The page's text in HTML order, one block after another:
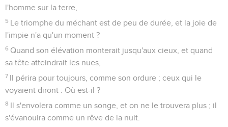
l'homme sur la terre,
5 Le triomphe du méchant est de peu de durée, et la joie de
l'impie n'a qu'un moment ?
6 Quand son élévation monterait jusqu'aux cieux, et quand
sa tête atteindrait les nues,
7 Il périra pour toujours, comme son ordure ; ceux qui le
voyaient diront : Où est-il ?
8 Il s'envolera comme un songe, et on ne le trouvera plus ; il
s'évanouira comme un rêve de la nuit.